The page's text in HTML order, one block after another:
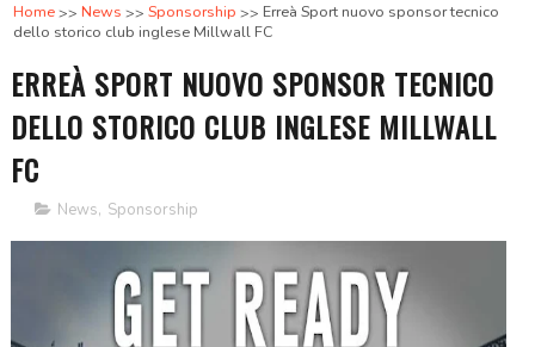
Home News Sponsorship
Erreà Sport nuovo sponsor tecnico
dello storico club inglese Millwall FC
ERREÀ SPORT NUOVO SPONSOR TECNICO
DELLO STORICO CLUB INGLESE MILLWALL
FC
News, Sponsorship